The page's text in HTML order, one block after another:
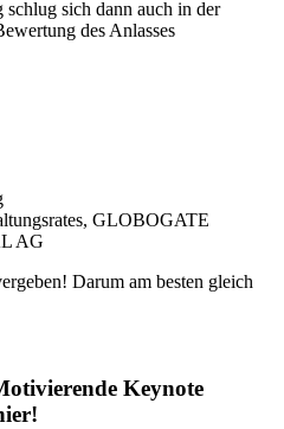
schlug sich dann auch in der
des Anlasses
GLOBOGATE
AG
Darum am besten gleich
Keynote